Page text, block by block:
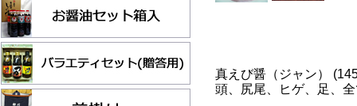
真えび醤（ジャン）
頭、尻尾、ヒゲ、足、